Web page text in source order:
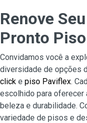
Renove
Pronto Piso
Convidamos você a
diversidade de opções
click e piso Paviflex.
escolhido para oferecer
beleza e durabilidade.
variedade de pisos e